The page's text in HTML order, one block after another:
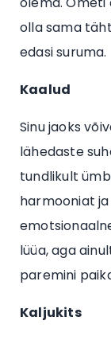
olla sama
edasi suruma.
Kaalud
Sinu jaoks
lähedaste
tundlikult
harmooniat
lüüa, aga
paremini
Kaljukits